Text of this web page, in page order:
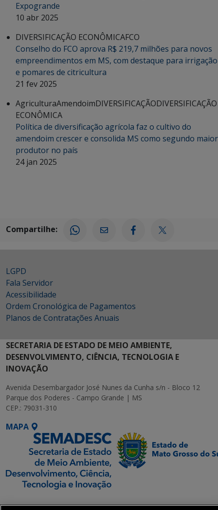
Expogrande
10 abr 2025
DIVERSIFICAÇÃO ECONÔMICAFCO
Conselho do FCO aprova R$ 219,7 milhões para novos
empreendimentos em MS, com destaque para irrigação
e pomares de citricultura
21 fev 2025
AgriculturaAmendoimDIVERSIFICAÇÃODIVERSIFICAÇÃO
ECONÔMICA
Política de diversificação agrícola faz o cultivo do
amendoim crescer e consolida MS como segundo maior
produtor no país
24 jan 2025
Compartilhe:
LGPD
Fala Servidor
Acessibilidade
Ordem Cronológica de Pagamentos
Planos de Contratações Anuais
SECRETARIA DE ESTADO DE MEIO AMBIENTE,
DESENVOLVIMENTO, CIÊNCIA, TECNOLOGIA E
INOVAÇÃO
Avenida Desembargador José Nunes da Cunha s/n - Bloco 12
Parque dos Poderes - Campo Grande | MS
CEP.: 79031-310
MAPA